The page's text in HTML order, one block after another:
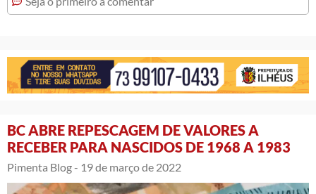
BC ABRE REPESCAGEM DE VALORES A
RECEBER PARA NASCIDOS DE 1968 A 1983
Pimenta Blog - 19 de março de 2022